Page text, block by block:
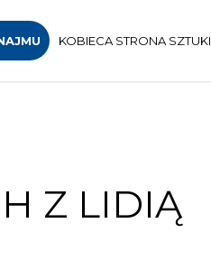
KOBIECA STRONA SZTUKI
Z LIDIĄ